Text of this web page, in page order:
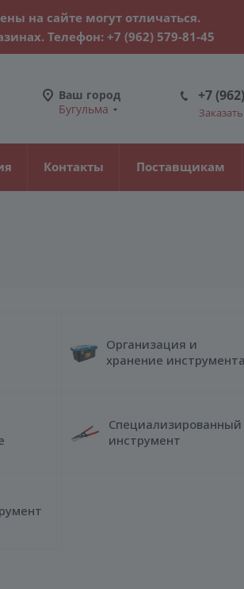
на сайте могут отличаться.
Телефон: +7 (962) 579-81-45
Ваш город
Бугульма
+7
Контакты Поставщикам
Организация и
хранение инструмента
Специализированный
инструмент